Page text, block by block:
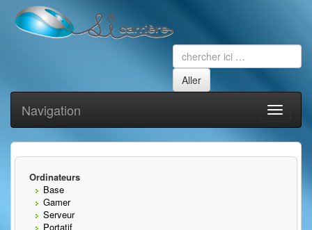
Toggle
Navigation
Ordinateurs
Base
Gamer
Serveur
Portatif